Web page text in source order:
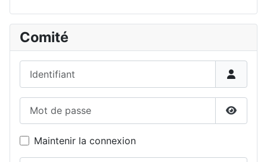
Comité
Maintenir la connexion